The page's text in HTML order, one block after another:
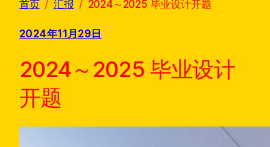
首页 汇报 2024～2025 毕业设计开题
2024年11月29日
2024～2025 毕业设计
开题